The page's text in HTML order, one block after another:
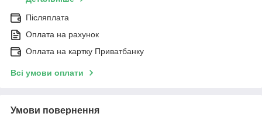
Післяплата
Оплата на рахунок
Оплата на картку Приватбанку
Всі умови оплати
Умови повернення